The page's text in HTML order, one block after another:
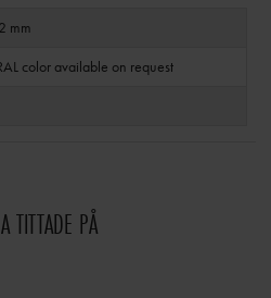
mm
color available on request
TITTADE PÅ